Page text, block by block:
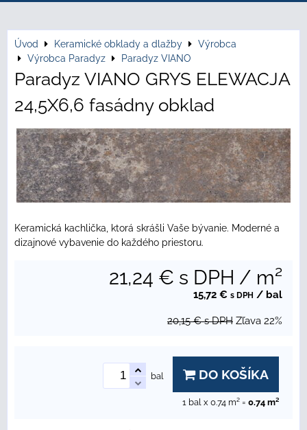
Úvod Keramické obklady a dlažby
Výrobca
Výrobca Paradyz
Paradyz VIANO
Paradyz VIANO GRYS ELEWACJA
24,5X6,6 fasádny obklad
Keramická kachlička, ktorá skrášli Vaše bývanie. Moderné a
dizajnové vybavenie do každého priestoru.
21,24 € s DPH / m²
15,72 € s DPH / bal
20,15 € s DPH Zľava 22%
bal DO KOŠÍKA
1 bal x 0.74 m² = 0.74 m²